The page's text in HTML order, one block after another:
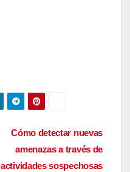
Cómo detectar nuevas
amenazas a través de
actividades sospechosas